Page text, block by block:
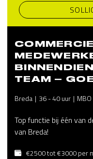
TEAM –
Breda 36 - 40 uur MBO
Top functie bij één van
van Breda!
€2500 tot €3000 per